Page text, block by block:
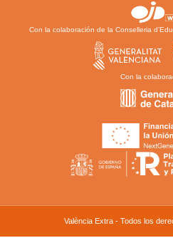
Con la colaboración de la Conselleria
Con la
València Extra - Todos los